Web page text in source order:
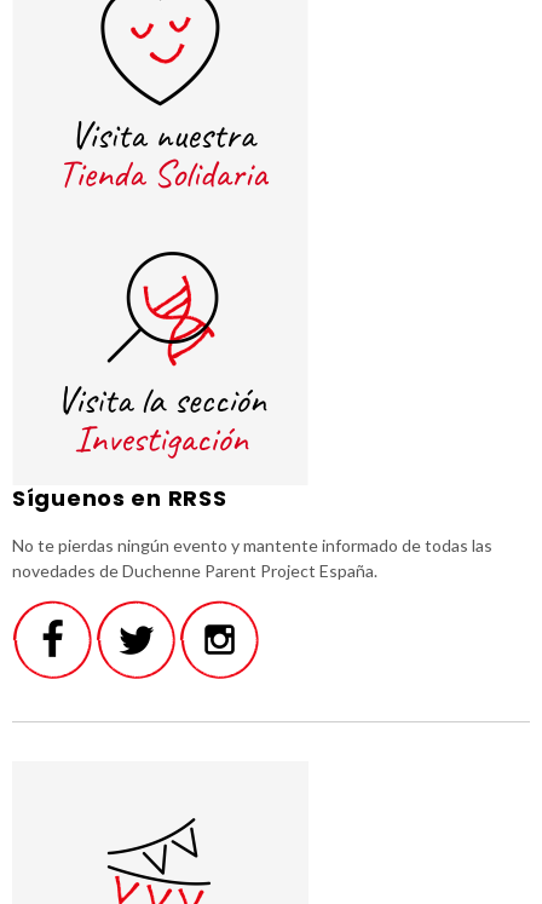
Síguenos en RRSS
No te pierdas ningún evento y mantente informado de todas las
novedades de Duchenne Parent Project España.